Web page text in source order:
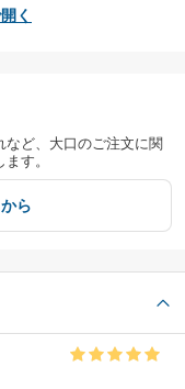
く
など、大口のご注文に関
す。
ら